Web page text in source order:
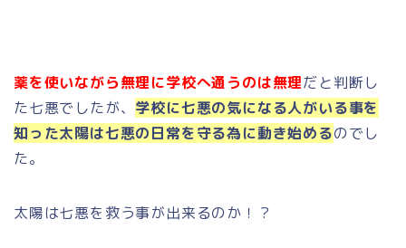
薬を使いながら無理に学校へ通うのは無理だと判断し
た七悪でしたが、 学校に七悪の気になる人がいる事を
知った太陽は七悪の日常を守る為に動き始めるのでし
た。
太陽は七悪を救う事が出来るのか！？